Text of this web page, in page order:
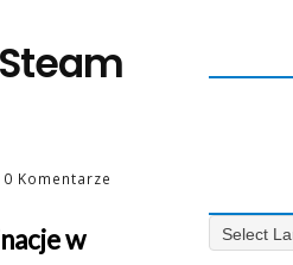
0 Komentarze
w